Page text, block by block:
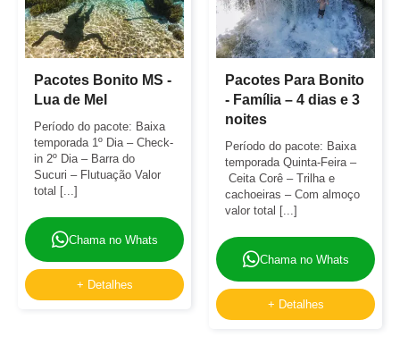
Pacotes Bonito MS -
Lua de Mel
Período do pacote: Baixa
temporada 1º Dia – Check-
in 2º Dia – Barra do
Sucuri – Flutuação Valor
total [...]
Chama no Whats
+ Detalhes
Pacotes Para Bonito
- Família – 4 dias e 3
noites
Período do pacote: Baixa
temporada Quinta-Feira –
Ceita Corê – Trilha e
cachoeiras – Com almoço
valor total [...]
Chama no Whats
+ Detalhes